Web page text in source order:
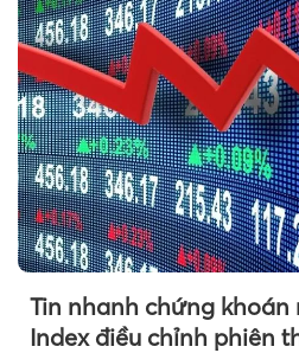
Tin nhanh chứng khoán
Index điều chỉnh phiên